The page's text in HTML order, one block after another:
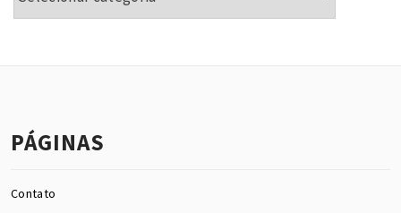
PÁGINAS
Contato